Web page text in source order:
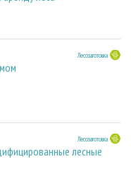
Лесозаготовка
Лесозаготовка
лесные